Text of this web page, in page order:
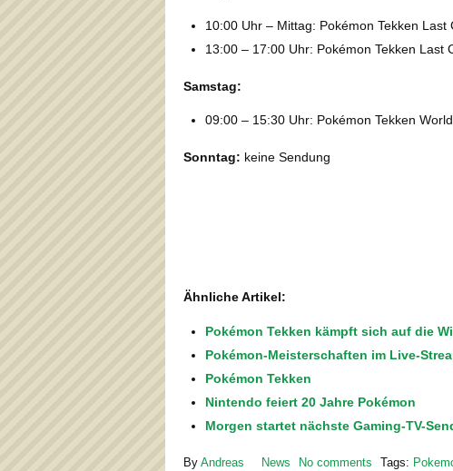
10:00 Uhr – Mittag: Pokémon Tekken Last
13:00 – 17:00 Uhr: Pokémon Tekken Last
Samstag:
09:00 – 15:30 Uhr: Pokémon Tekken
Sonntag: keine Sendung
Ähnliche Artikel:
Pokémon Tekken kämpft sich auf die
Pokémon-Meisterschaften im Live-
Pokémon Tekken
Nintendo feiert 20 Jahre Pokémon
Morgen startet nächste Gaming-TV-
By Andreas News No comments Tags: